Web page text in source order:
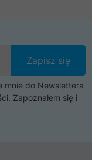
Zapisz się
mnie do Newslettera
Zapoznałem się i